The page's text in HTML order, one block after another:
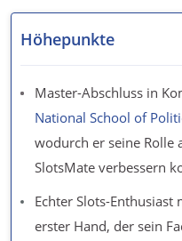
Höhepunkte
Master-Abschluss in
National School of
wodurch er seine Rolle
SlotsMate verbessern
Echter Slots-Enthusiast
erster Hand, der sein